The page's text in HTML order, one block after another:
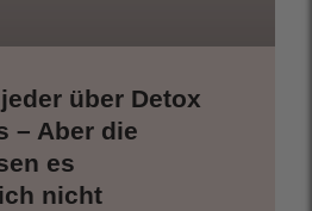
über Detox
– Aber die
es
nicht